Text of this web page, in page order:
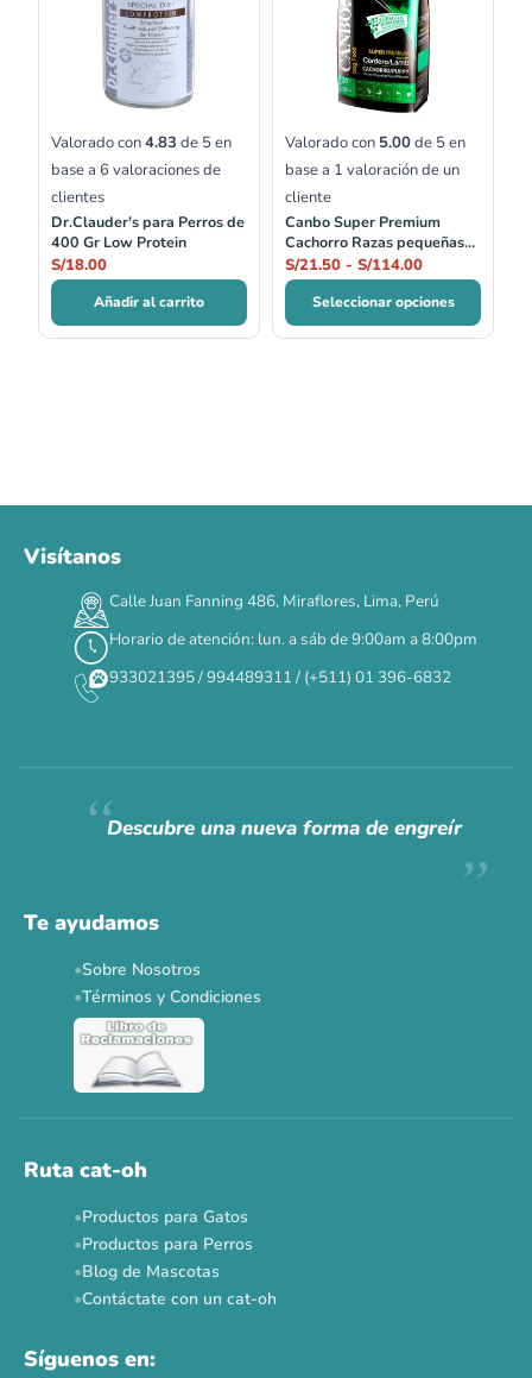
Valorado con4.83 de 5 en
base a 6 valoraciones de
clientes
Dr.Clauder's para Perros de
400 Gr Low Protein
S/18.00
Añadir al carrito
Valorado con 5.00de 5 en
base a 1 valoración de un
cliente
Canbo Super Premium
Cachorro Razas pequeñas
Cordero 1kg y 7 kg
S/21.50 - S/114.00
desde
S/21.50
hasta
S/114.00
Seleccionar opciones
Visítanos
Calle Juan Fanning 486, Miraflores, Lima, Perú
Horario de atención: lun. a sáb de 9:00am a 8:00pm
933021395 / 994489311 / (+511) 01 396-6832
Descubre una nueva forma de engreír
Te ayudamos
Sobre Nosotros
Términos y Condiciones
Ruta cat-oh
Productos para Gatos
Productos para Perros
Blog de Mascotas
Contáctate con un cat-oh
Síguenos en: